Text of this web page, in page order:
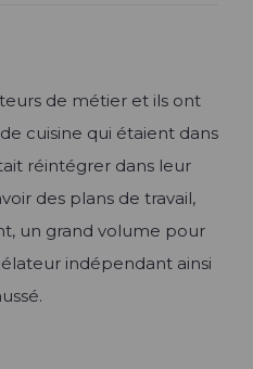
de métier et ils ont
cuisine qui étaient dans
réintégrer dans leur
des plans de travail,
un grand volume pour
indépendant ainsi